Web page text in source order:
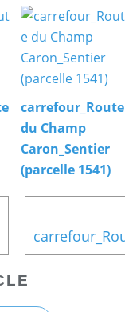
carrefour_Route
du Champ
Caron_Sentier
(parcelle 1541)